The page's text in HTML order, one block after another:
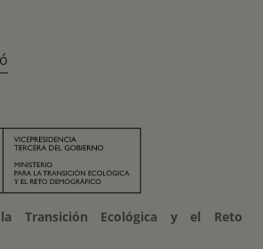
Transición Ecológica y el Reto